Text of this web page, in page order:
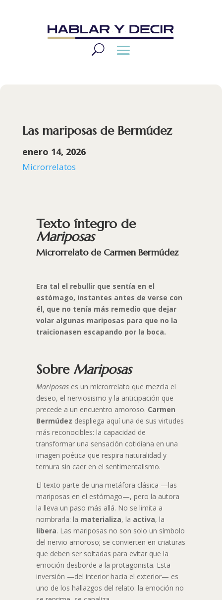
Las mariposas de Bermúdez
enero 14, 2026
Microrrelatos
Texto íntegro de
Mariposas
Microrrelato de Carmen Bermúdez
Era tal el rebullir que sentía en el
estómago, instantes antes de verse con
él, que no tenía más remedio que dejar
volar algunas mariposas para que no la
traicionasen escapando por la boca.
Sobre Mariposas
Mariposases un microrrelato que mezcla el
deseo, el nerviosismo y la anticipación que
precede a un encuentro amoroso. Carmen
Bermúdez despliega aquí una de sus virtudes
más reconocibles: la capacidad de
transformar una sensación cotidiana en una
imagen poética que respira naturalidad y
ternura sin caer en el sentimentalismo.
El texto parte de una metáfora clásica —las
mariposas en el estómago—, pero la autora
la lleva un paso más allá. No se limita a
nombrarla: la materializa, la activa, la
libera. Las mariposas no son solo un símbolo
del nervio amoroso; se convierten en criaturas
que deben ser soltadas para evitar que la
emoción desborde a la protagonista. Esta
inversión —del interior hacia el exterior— es
uno de los hallazgos del relato: la emoción no